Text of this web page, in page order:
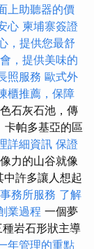
上助聽器的價
心 柬埔寨簽證
，提供您最舒
，提供美味的
照服務 歐式外
櫃推薦，保障
石灰石池，傳
帕多基亞的區
詳細資訊 保證
力的山谷就像
許多讓人想起
務所服務 了解
業過程 一個夢
岩石形狀主導
年管理的重點